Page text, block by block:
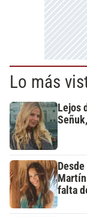
Lo más
Lejos
falta